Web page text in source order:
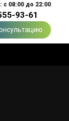
08:00 до 22:00
93-61